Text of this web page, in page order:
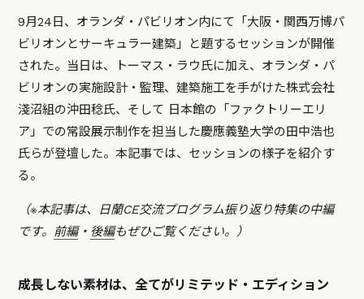
9月24日、オランダ・パビリオン内にて「大阪・関西万博パ
ビリオンとサーキュラー建築」と題するセッションが開催
された。​​当日は、トーマス・ラウ氏に加え、オランダ・パ
ビリオンの実施設計・監理、建築施工を手がけた株式会社
淺沼組の沖田稔氏、そして 日本館の「ファクトリーエリ
ア」での常設展示制作を担当した慶應義塾大学の田中浩也
氏らが登壇した。本記事では、セッションの様子を紹介す
る。
（※本記事は、日蘭CE交流プログラム振り返り特集の中編
です。 前編・ 後編もぜひご覧ください。）
成長しない素材は、全てがリミテッド・エディション